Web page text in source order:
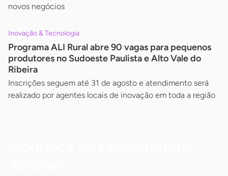
novos negócios
Inovação & Tecnologia
Programa ALI Rural abre 90 vagas para pequenos
produtores no Sudoeste Paulista e Alto Vale do
Ribeira
Inscrições seguem até 31 de agosto e atendimento será
realizado por agentes locais de inovação em toda a região